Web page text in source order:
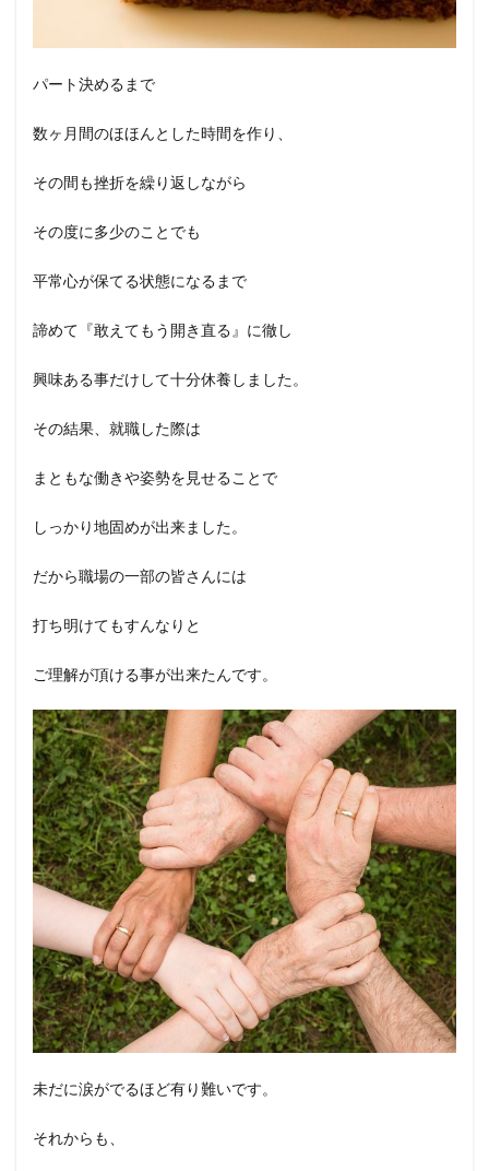
パート決めるまで
数ヶ月間のほほんとした時間を作り、
その間も挫折を繰り返しながら
その度に多少のことでも
平常心が保てる状態になるまで
諦めて『敢えてもう開き直る』に徹し
興味ある事だけして十分休養しました。
その結果、就職した際は
まともな働きや姿勢を見せることで
しっかり地固めが出来ました。
だから職場の一部の皆さんには
打ち明けてもすんなりと
ご理解が頂ける事が出来たんです。
未だに涙がでるほど有り難いです。
それからも、